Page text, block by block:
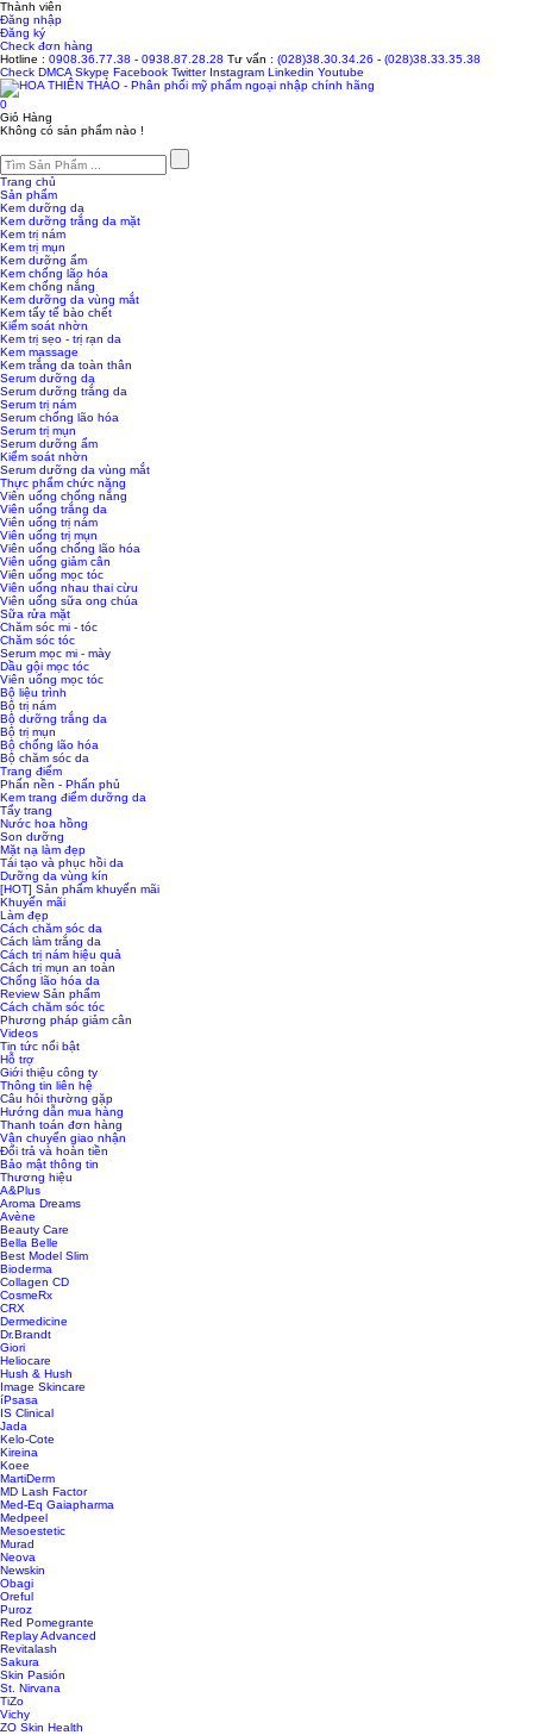
Thành viên
Đăng nhập
Đăng ký
Check đơn hàng
Hotline : 0908.36.77.38 - 0938.87.28.28 Tư vấn : (028)38.30.34.26 - (028)38.33.35.38
Check DMCA Skype Facebook Twitter Instagram Linkedin Youtube
0
Giỏ Hàng
Không có sản phẩm nào !
Trang chủ
Sản phẩm
Kem dưỡng da
Kem dưỡng trắng da mặt
Kem trị nám
Kem trị mụn
Kem dưỡng ẩm
Kem chống lão hóa
Kem chống nắng
Kem dưỡng da vùng mắt
Kem tẩy tế bào chết
Kiểm soát nhờn
Kem trị sẹo - trị rạn da
Kem massage
Kem trắng da toàn thân
Serum dưỡng da
Serum dưỡng trắng da
Serum trị nám
Serum chống lão hóa
Serum trị mụn
Serum dưỡng ẩm
Kiểm soát nhờn
Serum dưỡng da vùng mắt
Thực phẩm chức năng
Viên uống chống nắng
Viên uống trắng da
Viên uống trị nám
Viên uống trị mụn
Viên uống chống lão hóa
Viên uống giảm cân
Viên uống mọc tóc
Viên uống nhau thai cừu
Viên uống sữa ong chúa
Sữa rửa mặt
Chăm sóc mi - tóc
Chăm sóc tóc
Serum mọc mi - mày
Dầu gội mọc tóc
Viên uống mọc tóc
Bộ liệu trình
Bộ trị nám
Bộ dưỡng trắng da
Bộ trị mụn
Bộ chống lão hóa
Bộ chăm sóc da
Trang điểm
Phấn nền - Phấn phủ
Kem trang điểm dưỡng da
Tẩy trang
Nước hoa hồng
Son dưỡng
Mặt nạ làm đẹp
Tái tạo và phục hồi da
Dưỡng da vùng kín
[HOT] Sản phẩm khuyến mãi
Khuyến mãi
Làm đẹp
Cách chăm sóc da
Cách làm trắng da
Cách trị nám hiệu quả
Cách trị mụn an toàn
Chống lão hóa da
Review Sản phẩm
Cách chăm sóc tóc
Phương pháp giảm cân
Videos
Tin tức nổi bật
Hỗ trợ
Giới thiệu công ty
Thông tin liên hệ
Câu hỏi thường gặp
Hướng dẫn mua hàng
Thanh toán đơn hàng
Vận chuyển giao nhận
Đổi trả và hoàn tiền
Bảo mật thông tin
Thương hiệu
A&Plus
Aroma Dreams
Avène
Beauty Care
Bella Belle
Best Model Slim
Bioderma
Collagen CD
CosmeRx
CRX
Dermedicine
Dr.Brandt
Giori
Heliocare
Hush & Hush
Image Skincare
íPsasa
IS Clinical
Jada
Kelo-Cote
Kireina
Koee
MartiDerm
MD Lash Factor
Med-Eq Gaiapharma
Medpeel
Mesoestetic
Murad
Neova
Newskin
Obagi
Oreful
Puroz
Red Pomegrante
Replay Advanced
Revitalash
Sakura
Skin Pasión
St. Nirvana
TiZo
Vichy
ZO Skin Health